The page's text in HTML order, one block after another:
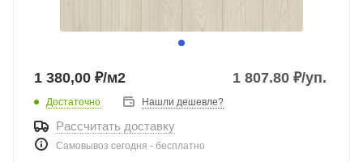
1 380,00 ₽/м2 1 807.80 ₽/уп.
Достаточно Нашли дешевле?
Рассчитать доставку
Самовывоз сегодня - бесплатно